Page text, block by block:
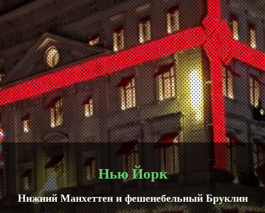
Нью Йорк
Нижний Манхеттен и фешенебельный Бруклин